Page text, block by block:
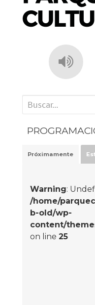
' . __('Search for:')
Próximamente
Warning:
/home/
b-old/wp-
content/
on line 25